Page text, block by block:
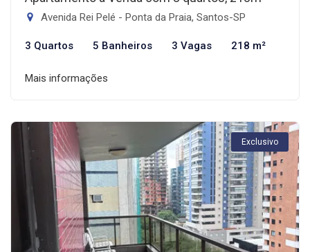
Avenida Rei Pelé - Ponta da Praia, Santos-SP
3 Quartos 5 Banheiros 3 Vagas 218 m²
Mais informações
Exclusivo